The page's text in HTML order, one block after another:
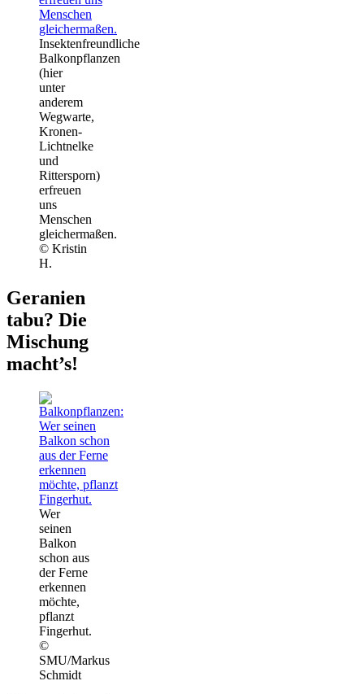
Insektenfreundliche
Balkonpflanzen
(hier
unter
anderem
Wegwarte,
Kronen-
Lichtnelke
und
Rittersporn)
erfreuen
uns
Menschen
gleichermaßen.
© Kristin
H.
Geranien
tabu? Die
Mischung
macht’s!
Wer
seinen
Balkon
schon aus
der Ferne
erkennen
möchte,
pflanzt
Fingerhut.
©
SMU/Markus
Schmidt